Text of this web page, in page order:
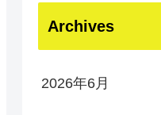
Archives
2026年6月